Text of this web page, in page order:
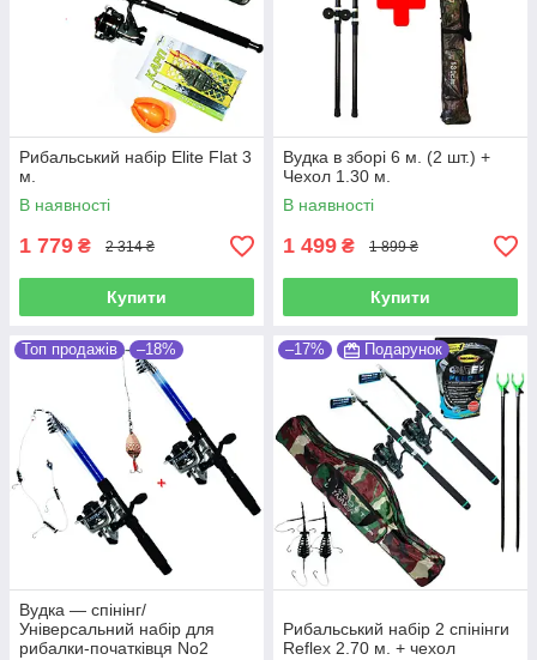
Рибальський набір Elite Flat 3
м.
В наявності
1 779 ₴ 2 314 ₴
Купити
Вудка в зборі 6 м. (2 шт.) +
Чехол 1.30 м.
В наявності
1 499 ₴ 1 899 ₴
Купити
Топ продажів –18%
Вудка — спінінг/
Універсальний набір для
рибалки-початківця No2
–17% Подарунок
Рибальський набір 2 спінінги
Reflex 2.70 м. + чехол